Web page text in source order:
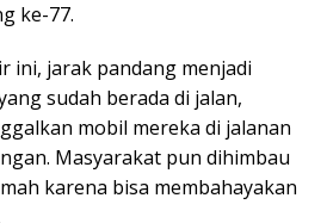
ke-77.
ini, jarak pandang menjadi
sudah berada di jalan,
mobil mereka di jalanan
Masyarakat pun dihimbau
karena bisa membahayakan